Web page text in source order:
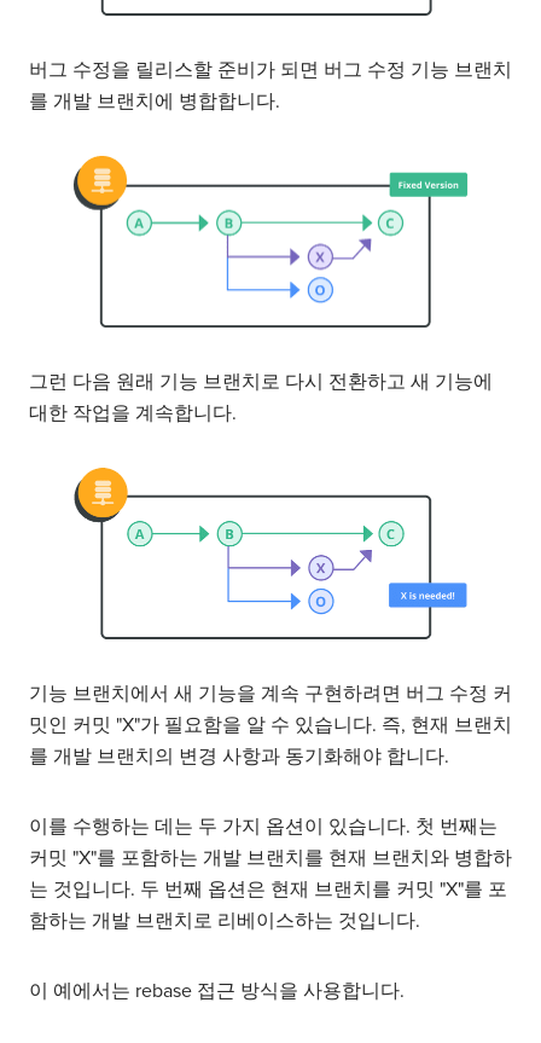
버그 수정을 릴리스할 준비가 되면 버그 수정 기능 브랜치
를 개발 브랜치에 병합합니다.
그런 다음 원래 기능 브랜치로 다시 전환하고 새 기능에
대한 작업을 계속합니다.
기능 브랜치에서 새 기능을 계속 구현하려면 버그 수정 커
밋인 커밋 "X"가 필요함을 알 수 있습니다. 즉, 현재 브랜치
를 개발 브랜치의 변경 사항과 동기화해야 합니다.
이를 수행하는 데는 두 가지 옵션이 있습니다. 첫 번째는
커밋 "X"를 포함하는 개발 브랜치를 현재 브랜치와 병합하
는 것입니다. 두 번째 옵션은 현재 브랜치를 커밋 "X"를 포
함하는 개발 브랜치로 리베이스하는 것입니다.
이 예에서는 rebase 접근 방식을 사용합니다.